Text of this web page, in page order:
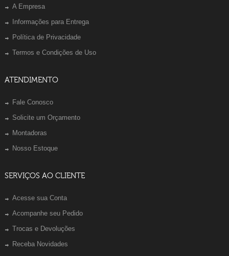
A Empresa
Informações para Entrega
Política de Privacidade
Termos e Condições de Uso
ATENDIMENTO
Fale Conosco
Solicite um Orçamento
Montadoras
Nosso Estoque
SERVIÇOS AO CLIENTE
Acesse sua Conta
Acompanhe seu Pedido
Trocas e Devoluções
Receba Novidades